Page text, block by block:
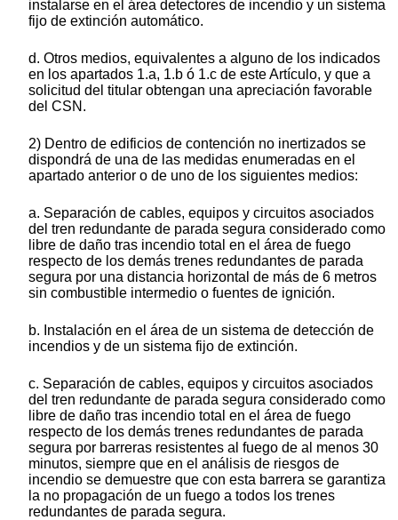
instalarse en el área detectores de incendio y un sistema
fijo de extinción automático.
d. Otros medios, equivalentes a alguno de los indicados
en los apartados 1.a, 1.b ó 1.c de este Artículo, y que a
solicitud del titular obtengan una apreciación favorable
del CSN.
2) Dentro de edificios de contención no inertizados se
dispondrá de una de las medidas enumeradas en el
apartado anterior o de uno de los siguientes medios:
a. Separación de cables, equipos y circuitos asociados
del tren redundante de parada segura considerado como
libre de daño tras incendio total en el área de fuego
respecto de los demás trenes redundantes de parada
segura por una distancia horizontal de más de 6 metros
sin combustible intermedio o fuentes de ignición.
b. Instalación en el área de un sistema de detección de
incendios y de un sistema fijo de extinción.
c. Separación de cables, equipos y circuitos asociados
del tren redundante de parada segura considerado como
libre de daño tras incendio total en el área de fuego
respecto de los demás trenes redundantes de parada
segura por barreras resistentes al fuego de al menos 30
minutos, siempre que en el análisis de riesgos de
incendio se demuestre que con esta barrera se garantiza
la no propagación de un fuego a todos los trenes
redundantes de parada segura.